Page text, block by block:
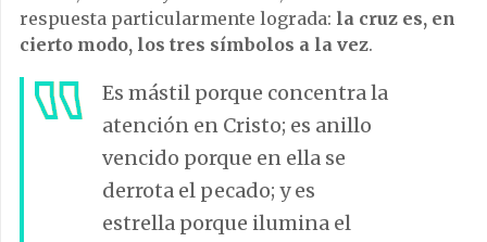
respuesta particularmente lograda: la cruz es, en
cierto modo, los tres símbolos a la vez.
Es mástil porque concentra la
atención en Cristo; es anillo
vencido porque en ella se
derrota el pecado; y es
estrella porque ilumina el